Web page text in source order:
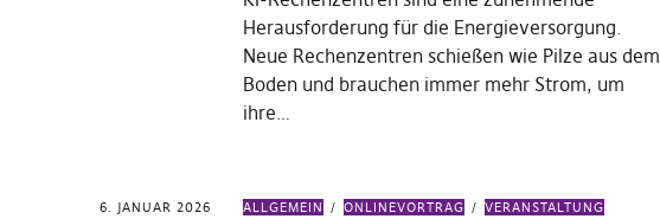
Herausforderung für die Energieversorgung.
Neue Rechenzentren schießen wie Pilze aus dem
Boden und brauchen immer mehr Strom, um
ihre…
6. JANUAR 2026 ALLGEMEIN ONLINEVORTRAG VERANSTALTUNG